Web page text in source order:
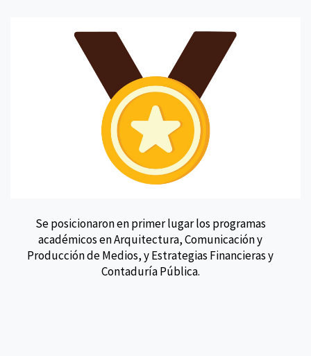
Se posicionaron en primer lugar los programas
académicos en Arquitectura, Comunicación y
Producción de Medios, y Estrategias Financieras y
Contaduría Pública.